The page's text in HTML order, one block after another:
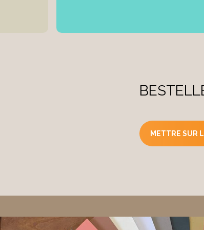
Prétraitez
Remuez
les
6-8 m2 par
METTRE SUR